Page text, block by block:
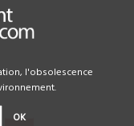
l'obsolescence
OK